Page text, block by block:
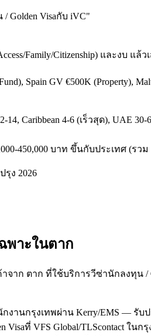
Visaกับ iVC"
Family/Citizenship) และงบ แ
Spain GV €500K (Property),
14, Caribbean 4-6 (เร็วสุด), UAE
450,000 บาท ขึ้นกับประเทศ (ร
รุง 2026
พาะในตาก
าก ตาก ที่ใช้บริการวีซ่านักลงทุน
งานกรุงเทพผ่าน Kerry/EMS — รับ
Visaที่ VFS Global/TLScontact